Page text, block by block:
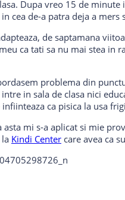
Dupa vreo 15 de
cea de-a patra deja a
de saptamana
ca tati sa nu mai stea in
problema din
in sala de clasa nici
ca pisica la usa
mi s-a aplicat si mie
la Kindi Center care avea ca